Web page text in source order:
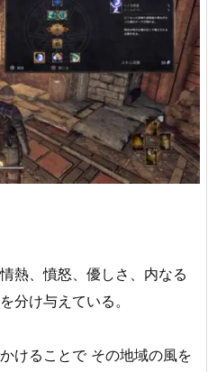
熱、憤怒、優しさ、内なる
け与えている。
けることで その地域の風を